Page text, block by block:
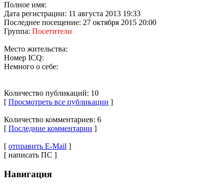
Полное имя:
Дата регистрации: 11 августа 2013 19:33
Последнее посещение: 27 октября 2015 20:00
Группа: Посетители
Место жительства:
Номер ICQ:
Немного о себе:
Количество публикаций: 10
[ Просмотреть все публикации ]
Количество комментариев: 6
[ Последние комментарии ]
[ отправить E-Mail ]
[ написать ПС ]
Навигация